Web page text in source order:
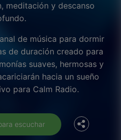
meditación y descanso
de música para dormir
de duración creado para
suaves, hermosas y
hacia un sueño
para Calm Radio.
escuchar
Facebook
Twitter